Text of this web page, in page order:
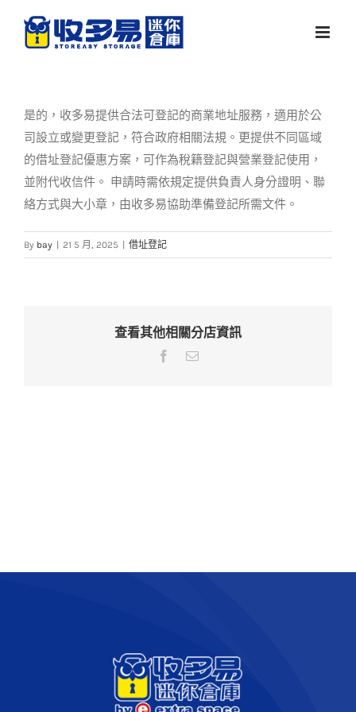
是的，收多易提供合法可登記的商業地址服務，適用於公
司設立或變更登記，符合政府相關法規。更提供不同區域
的借址登記優惠方案，可作為稅籍登記與營業登記使用，
並附代收信件。 申請時需依規定提供負責人身分證明、聯
絡方式與大小章，由收多易協助準備登記所需文件。
By bay 21 5 月, 2025 借址登記
查看其他相關分店資訊
FacebookEmail: